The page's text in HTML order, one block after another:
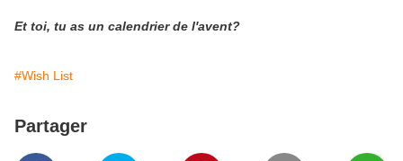
Et toi, tu as un calendrier de l'avent?
#Wish List
Partager